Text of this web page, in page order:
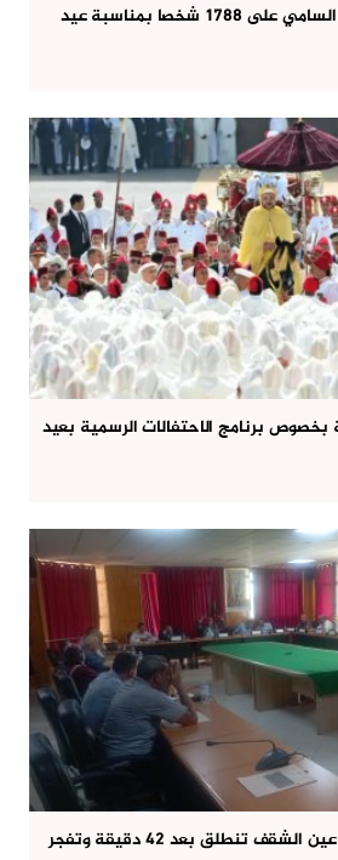
جلالة الملك يصدر عفوه السامي على 1788 شخصا بمناسبة عيد
بخصوص برنامج الاحتفالات الرسمية بعيد
دورة استثنائية بجماعة عين الشقف تنطلق بعد 42 دقيقة وتفجر